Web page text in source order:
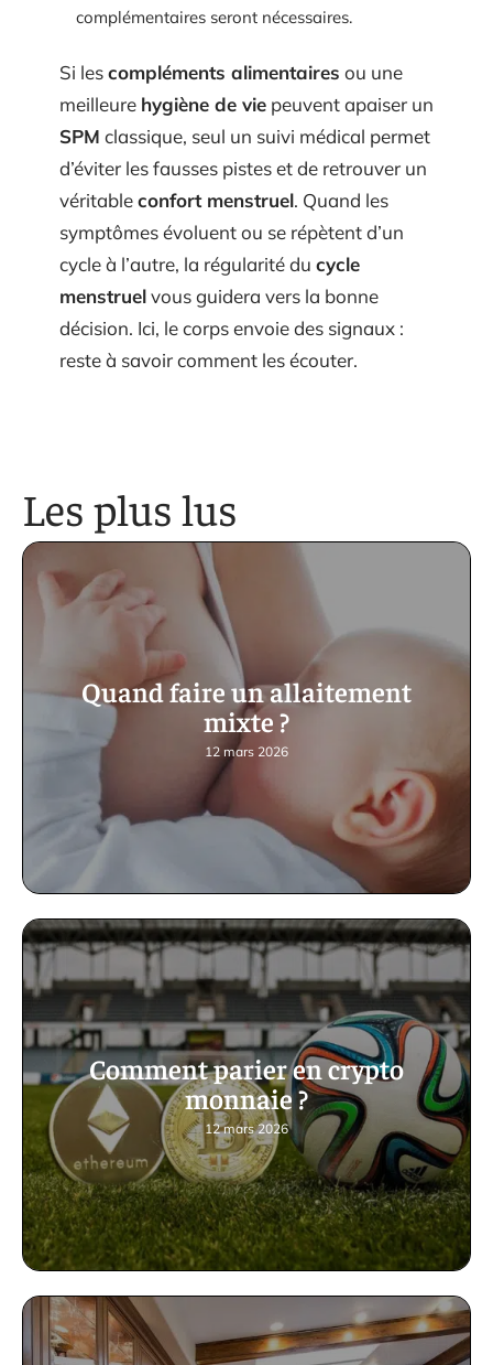
complémentaires seront nécessaires.
Si lescompléments alimentaires ou une
meilleure hygiène de vie peuvent apaiser un
SPM classique, seul un suivi médical permet
d’éviter les fausses pistes et de retrouver un
véritableconfort menstruel. Quand les
symptômes évoluent ou se répètent d’un
cycle à l’autre, la régularité du cycle
menstruelvous guidera vers la bonne
décision. Ici, le corps envoie des signaux :
reste à savoir comment les écouter.
Les plus lus
Quand faire un allaitement
mixte ?
12 mars 2026
Comment parier en crypto
monnaie ?
12 mars 2026